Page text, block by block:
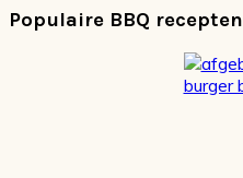
Populaire BBQ recepten